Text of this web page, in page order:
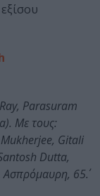
Parasuram
Με τους:
Gitali
Dutta,
65΄.